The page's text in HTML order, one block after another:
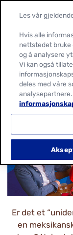
Er det et
en
Les vår
Hvis alle
nettstedet bruke
og å analysere
Vi kan også
deles med våre
analysepartnere.